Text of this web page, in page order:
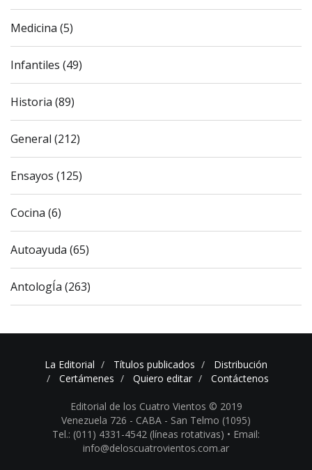
Medicina (5)
Infantiles (49)
Historia (89)
General (212)
Ensayos (125)
Cocina (6)
Autoayuda (65)
AntologÍa (263)
La Editorial Títulos publicados
Distribución
Certámenes
Quiero editar Contáctenos
Editorial de los Cuatro Vientos © 2019
Venezuela 726 - CABA - San Telmo (1095)
Tel.: (011) 4331-4542 (líneas rotativas) • Email:
info@deloscuatrovientos.com.ar